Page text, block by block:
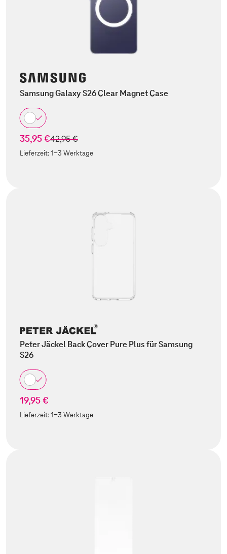
Samsung Galaxy S26 Clear Magnet Case
35,95 €statt
42,95 €
Lieferzeit:1-3 Werktage
Peter Jäckel Back Cover Pure Plus für Samsung
S26
19,95 €
Lieferzeit:1-3 Werktage